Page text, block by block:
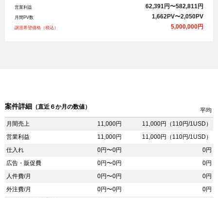
営業利益 62,391円〜582,811円
月間PV数 1,662PV〜2,050PV
譲渡希望価格（税込） 5,000,000円
案件詳細 （直近６か月の数値）
平均
月間売上
11,000円
11,000円（110円/1USD）
営業利益
11,000円
11,000円（110円/1USD）
仕入れ
0円〜0円
0円
広告・販促費
0円〜0円
0円
人件費/月
0円〜0円
0円
外注費/月
0円〜0円
0円